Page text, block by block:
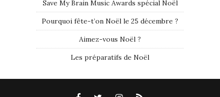
Save My Brain Music Awards spécial Noël
Pourquoi fête-t’on Noël le 25 décembre ?
Aimez-vous Noël ?
Les préparatifs de Noël